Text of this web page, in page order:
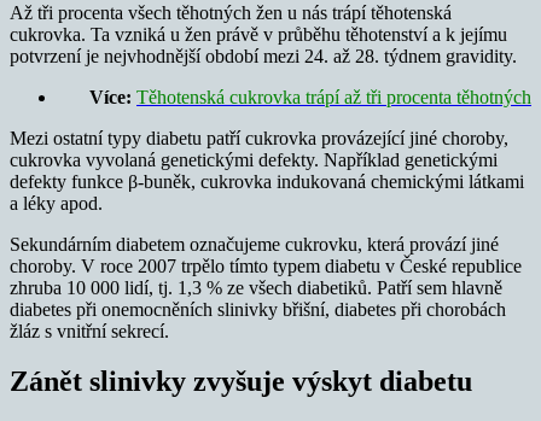
Až tři procenta všech těhotných žen u nás trápí těhotenská
cukrovka. Ta vzniká u žen právě v průběhu těhotenství a k jejímu
potvrzení je nejvhodnější období mezi 24. až 28. týdnem gravidity.
Více: Těhotenská cukrovka trápí až tři procenta těhotných
Mezi ostatní typy diabetu patří cukrovka provázející jiné choroby,
cukrovka vyvolaná genetickými defekty. Například genetickými
defekty funkce β-buněk, cukrovka indukovaná chemickými látkami
a léky apod.
Sekundárním diabetem označujeme cukrovku, která provází jiné
choroby. V roce 2007 trpělo tímto typem diabetu v České republice
zhruba 10 000 lidí, tj. 1,3 % ze všech diabetiků. Patří sem hlavně
diabetes při onemocněních slinivky břišní, diabetes při chorobách
žláz s vnitřní sekrecí.
Zánět slinivky zvyšuje výskyt diabetu